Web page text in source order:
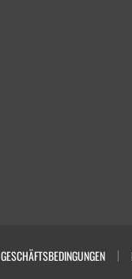
GESCHÄFTSBEDINGUNGEN